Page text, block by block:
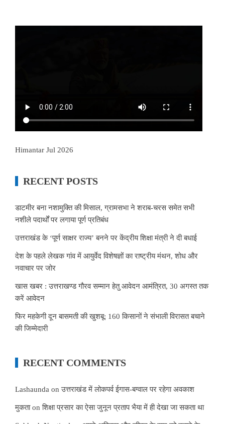
Himantar Jul 2026
RECENT POSTS
डाटमीर बना नशामुक्ति की मिसाल, ग्रामसभा ने शराब-चरस समेत सभी
नशीले पदार्थों पर लगाया पूर्ण प्रतिबंध
उत्तराखंड के ‘पूर्ण साक्षर राज्य’ बनने पर केंद्रीय शिक्षा मंत्री ने दी बधाई
देश के पहले लेखक गांव में आयुर्वेद विशेषज्ञों का राष्ट्रीय मंथन, शोध और
नवाचार पर जोर
खास खबर : उत्तराखण्ड गौरव सम्मान हेतु आवेदन आमंत्रित, 30 अगस्त तक
करें आवेदन
फिर महकेगी दून बासमती की खुशबू: 160 किसानों ने संभाली विरासत बचाने
की जिम्मेदारी
RECENT COMMENTS
Lashaunda onउत्तराखंड में लोकपर्व ईगास-बग्वाल पर रहेगा अवकाश
मुकताonशिक्षा प्रसार का ऐसा जुनून प्रताप भैया में ही देखा जा सकता था